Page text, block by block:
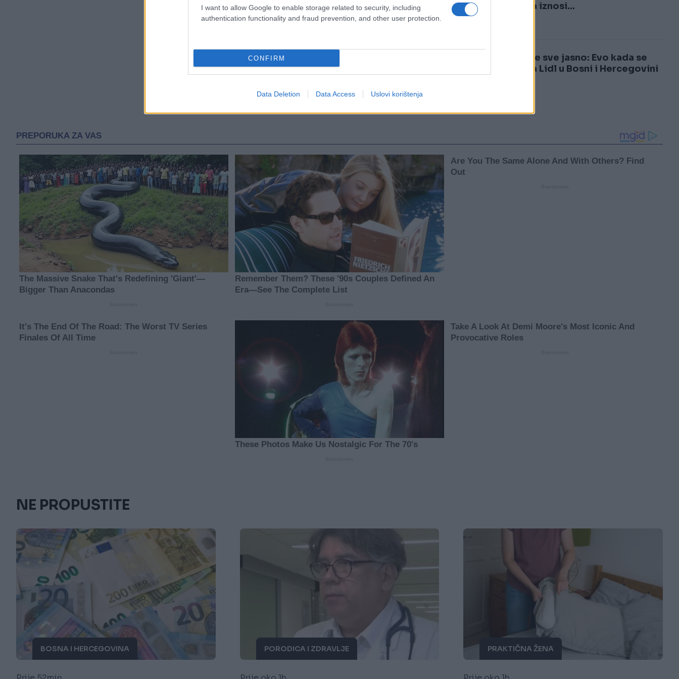
I want to allow Google to enable storage related to security, including
authentication functionality and fraud prevention, and other user protection.
CONFIRM
Data Deletion Data Access Uslovi korištenja
najniža iznosi...
4
Sada je sve jasno: Evo kada se
otvara Lidl u Bosni i Hercegovini
NE PROPUSTITE
BOSNA I HERCEGOVINA PORODICA I ZDRAVLJE PRAKTIČNA ŽENA